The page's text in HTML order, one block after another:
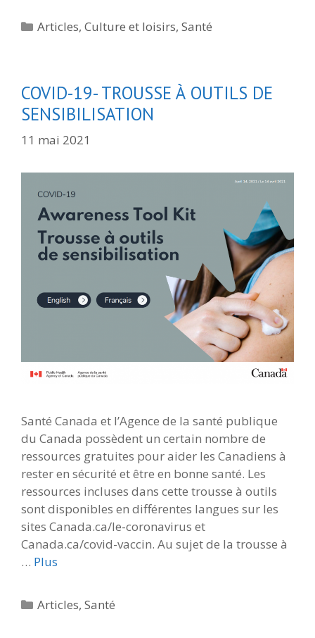
Catégories
Articles,Culture et loisirs,Santé
COVID-19- TROUSSE À OUTILS DE
SENSIBILISATION
11 mai 2021
Santé Canada et l’Agence de la santé publique
du Canada possèdent un certain nombre de
ressources gratuites pour aider les Canadiens à
rester en sécurité et être en bonne santé. Les
ressources incluses dans cette trousse à outils
sont disponibles en différentes langues sur les
sites Canada.ca/le-coronavirus et
Canada.ca/covid-vaccin. Au sujet de la trousse à
… Plus
Catégories
Articles,Santé